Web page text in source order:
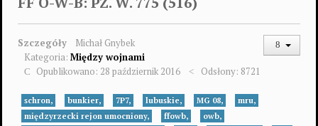
Szczegóły
Michał Gnybek
Kategoria: Między wojnami
Opublikowano: 28 październik 2016
Odsłony: 8721
schron, bunkier, 7P7, lubuskie, MG 08,
mru,
międzyrzecki rejon umocniony,
ffowb,
owb,